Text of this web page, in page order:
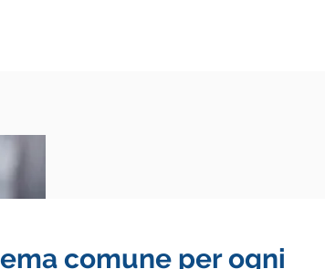
comune per ogni